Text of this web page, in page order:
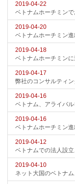
2019-04-22
ベトナムホーチミンで
2019-04-20
ベトナムホーチミン
2019-04-18
ベトナムホーチミン
2019-04-17
弊社のコンサルティ
2019-04-16
ベトナム、アライバ
2019-04-16
ベトナムホーチミン
2019-04-12
ベトナムでの法人設
2019-04-10
ネット大国のベトナ